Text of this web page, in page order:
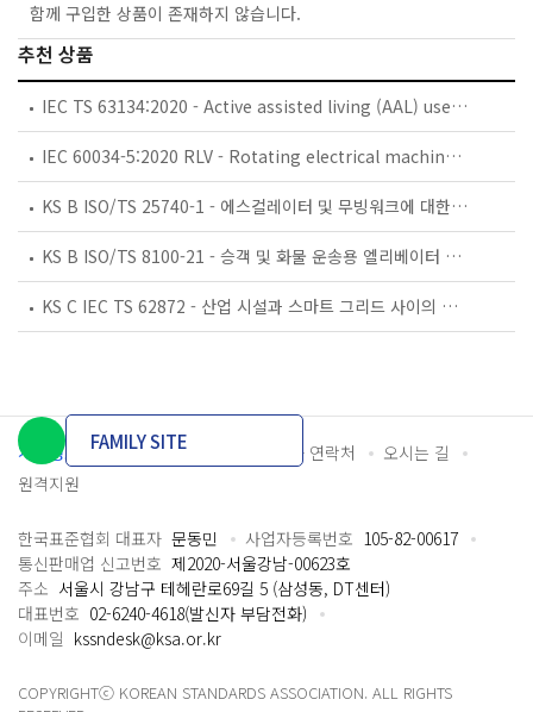
함께 구입한 상품이 존재하지 않습니다.
추천 상품
IEC TS 63134:2020 - Active assisted living (AAL) use cases
IEC 60034-5:2020 RLV - Rotating electrical machines - Part 5: Degrees of protection provided by the integral design of rotating electrical machines (IP code) - Classification
KS B ISO/TS 25740-1 - 에스컬레이터 및 무빙워크에 대한 안전요건 — 제1부: 세계공통 필수 안전요건(GESRs)
KS B ISO/TS 8100-21 - 승객 및 화물 운송용 엘리베이터 —제21부: 세계공통 필수안전요건(GESRs)을 충족하는 세계공통 안전 파라미터(GSPs)
KS C IEC TS 62872 - 산업 시설과 스마트 그리드 사이의 산업 공정 측정, 제어 및 자동화 시스템 인터페이스
개인정보처리방침 이용약관 담당자 연락처
오시는 길
원격지원
FAMILY SITE
한국표준협회 대표자 문동민 사업자등록번호 105-82-00617
통신판매업 신고번호 제2020-서울강남-00623호
주소 서울시 강남구 테헤란로69길 5 (삼성동, DT센터)
대표번호 02-6240-4618(발신자 부담전화)
이메일 kssndesk@ksa.or.kr
COPYRIGHTⓒ KOREAN STANDARDS ASSOCIATION. ALL RIGHTS